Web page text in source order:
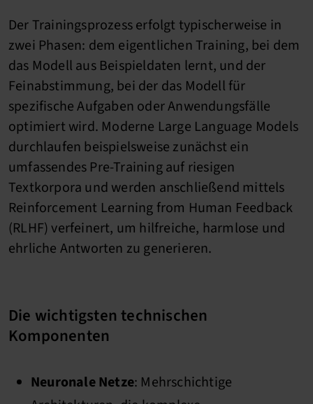
Der Trainingsprozess erfolgt typischerweise in
zwei Phasen: dem eigentlichen Training, bei dem
das Modell aus Beispieldaten lernt, und der
Feinabstimmung, bei der das Modell für
spezifische Aufgaben oder Anwendungsfälle
optimiert wird. Moderne Large Language Models
durchlaufen beispielsweise zunächst ein
umfassendes Pre-Training auf riesigen
Textkorpora und werden anschließend mittels
Reinforcement Learning from Human Feedback
(RLHF) verfeinert, um hilfreiche, harmlose und
ehrliche Antworten zu generieren.
Die wichtigsten technischen
Komponenten
Neuronale Netze: Mehrschichtige